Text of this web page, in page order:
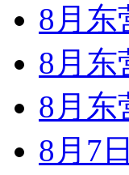
8月东
8月东
8月东
8月7